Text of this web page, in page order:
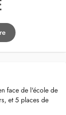
face de l'école de
et 5 places de